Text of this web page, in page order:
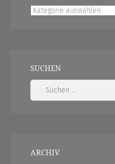
Kategorien
SUCHEN
Suchen
ARCHIV